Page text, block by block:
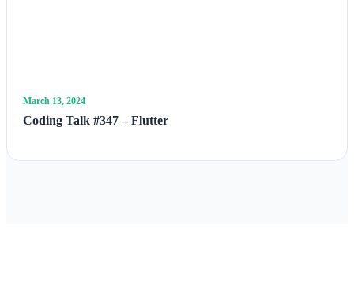
March 13, 2024
Coding Talk #347 – Flutter